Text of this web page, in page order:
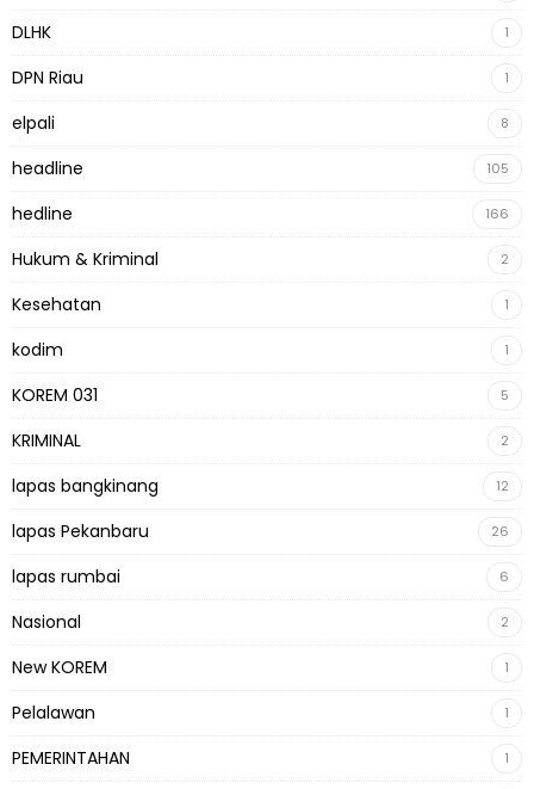
DLHK 1
DPN Riau 1
elpali 8
headline 105
hedline 166
Hukum & Kriminal 2
Kesehatan 1
kodim 1
KOREM 031 5
KRIMINAL 2
lapas bangkinang 12
lapas Pekanbaru 26
lapas rumbai 6
Nasional 2
New KOREM 1
Pelalawan 1
PEMERINTAHAN 1